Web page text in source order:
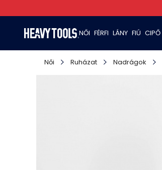
NŐI FÉRFI LÁNY FIÚ CIPŐ
Női Ruházat Nadrágok